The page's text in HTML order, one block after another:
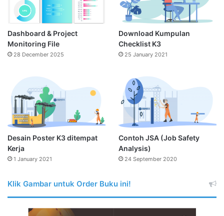
Dashboard & Project
Monitoring File
28 December 2025
Download Kumpulan
Checklist K3
25 January 2021
Desain Poster K3 ditempat
Kerja
1 January 2021
Contoh JSA (Job Safety
Analysis)
24 September 2020
Klik Gambar untuk Order Buku ini!